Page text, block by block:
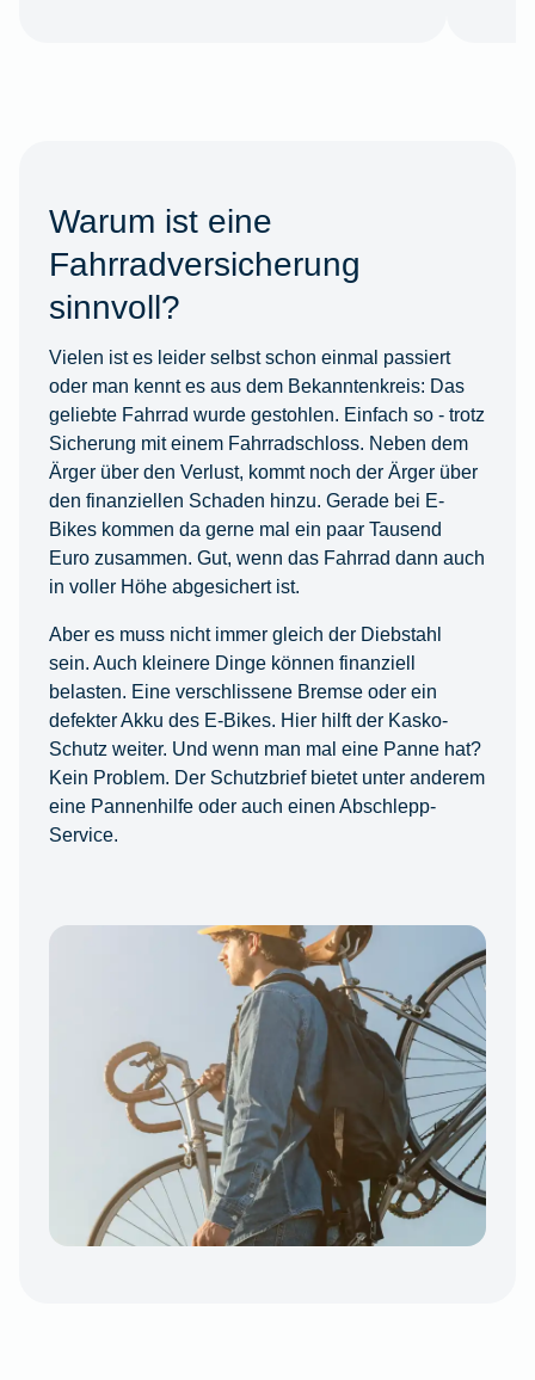
Warum ist eine
Fahrradversicherung
sinnvoll?
Vielen ist es leider selbst schon einmal passiert
oder man kennt es aus dem Bekanntenkreis: Das
geliebte Fahrrad wurde gestohlen. Einfach so - trotz
Sicherung mit einem Fahrradschloss. Neben dem
Ärger über den Verlust, kommt noch der Ärger über
den finanziellen Schaden hinzu. Gerade bei E-
Bikes kommen da gerne mal ein paar Tausend
Euro zusammen. Gut, wenn das Fahrrad dann auch
in voller Höhe abgesichert ist.
Aber es muss nicht immer gleich der Diebstahl
sein. Auch kleinere Dinge können finanziell
belasten. Eine verschlissene Bremse oder ein
defekter Akku des E-Bikes. Hier hilft der Kasko-
Schutz weiter. Und wenn man mal eine Panne hat?
Kein Problem. Der Schutzbrief bietet unter anderem
eine Pannenhilfe oder auch einen Abschlepp-
Service.